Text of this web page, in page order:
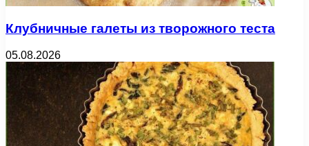
Клубничные галеты из творожного теста
05.08.2026